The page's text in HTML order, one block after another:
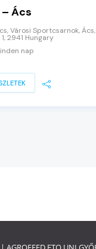
– Ács
Városi Sportcsarnok,
1, 2941 Hungary
nap